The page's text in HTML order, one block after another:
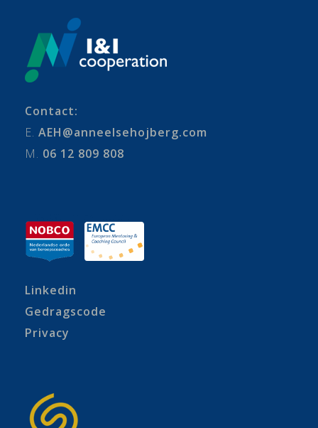
Contact:
E. AEH@anneelsehojberg.com
M. 06 12 809 808
Linkedin
Gedragscode
Privacy